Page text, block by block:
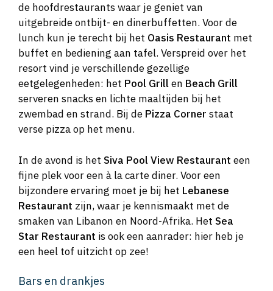
de hoofdrestaurants waar je geniet van
uitgebreide ontbijt- en dinerbuffetten. Voor de
lunch kun je terecht bij het Oasis Restaurant met
buffet en bediening aan tafel. Verspreid over het
resort vind je verschillende gezellige
eetgelegenheden: het Pool Grillen Beach Grill
serveren snacks en lichte maaltijden bij het
zwembad en strand. Bij de Pizza Corner staat
verse pizza op het menu.
In de avond is het Siva Pool View Restaurant een
fijne plek voor een à la carte diner. Voor een
bijzondere ervaring moet je bij het Lebanese
Restaurant zijn, waar je kennismaakt met de
smaken van Libanon en Noord-Afrika. Het Sea
Star Restaurant is ook een aanrader: hier heb je
een heel tof uitzicht op zee!
Bars en drankjes